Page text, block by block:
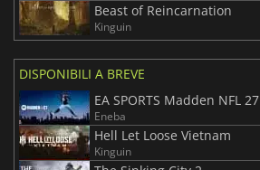
Beast of Reincarnation
Kinguin
DISPONIBILI A BREVE
EA SPORTS Madden NFL 27
Eneba
Hell Let Loose Vietnam
Kinguin